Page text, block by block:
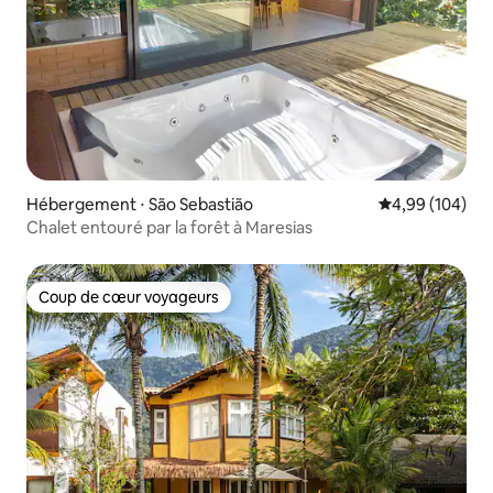
Hébergement ⋅ São Sebastião Évaluation
4,99 (104)
Chalet entouré par la forêt à Maresias
Coup de cœur voyageurs
Coup de cœur voyageurs